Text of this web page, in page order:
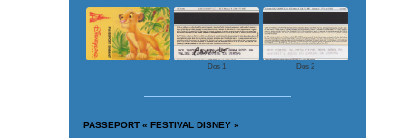
Dos 1 Dos 2
PASSEPORT « FESTIVAL DISNEY »